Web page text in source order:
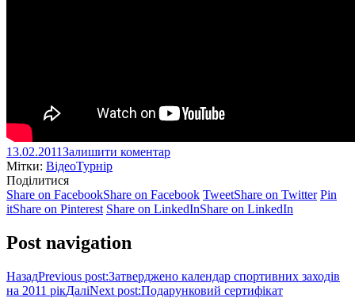
13.02.2011Залишити коментар
Мітки: ВідеоТурнір
Поділитися
Share on FacebookShare on Facebook TweetShare on Twitter Pin
itShare on Pinterest Share on LinkedInShare on LinkedIn
Post navigation
НазадPrevious post:Затверджено календар спортивних заходів
на 2011 рікДаліNext post:Подарунковий сертифікат